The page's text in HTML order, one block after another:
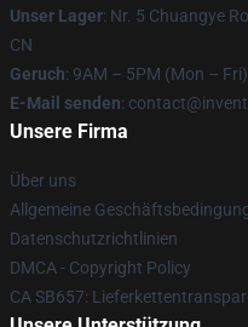
Unser Lager: Nr. 5 Chuangye
CN
Geruch: 9AM – 5PM (Mon – Fri)
E-Mail senden:
Unsere Firma
Über uns
Allgemeine
Datenschutzrichtlinien
DMCA - Copyright Policy
CA SB657: